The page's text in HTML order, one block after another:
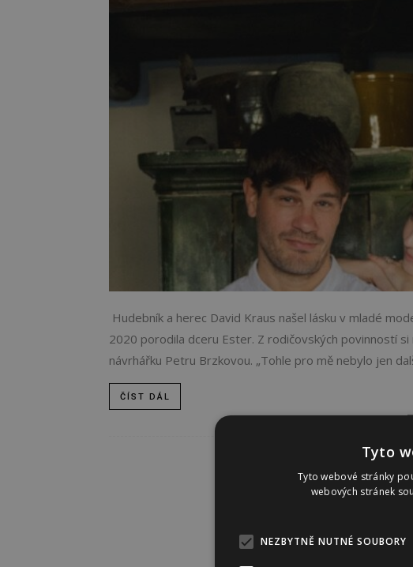
Hudebník a herec David Kraus našel lásku v mladé
2020 porodila dceru Ester. Z rodičovských povinností
návrhářku Petru Brzkovou. „Tohle pro mě nebylo jen
ČÍST DÁL
Tyto
Tyto webové stránky
webových stránek
NEZBYTNĚ NUTNÉ SOUBORY